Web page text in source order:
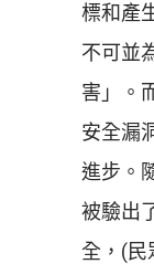
標和產
不可並
害」。
安全漏
進步。
被驗出
全，(民